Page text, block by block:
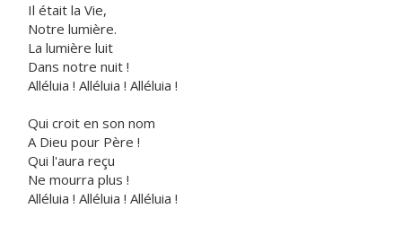
Il était la Vie,
Notre lumière.
La lumière luit
Dans notre nuit !
Alléluia ! Alléluia ! Alléluia !
Qui croit en son nom
A Dieu pour Père !
Qui l'aura reçu
Ne mourra plus !
Alléluia ! Alléluia ! Alléluia !